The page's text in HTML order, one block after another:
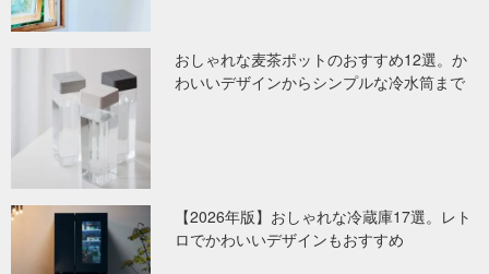
おしゃれな麦茶ポットのおすすめ12選。か
わいいデザインからシンプルな冷水筒まで
【2026年版】おしゃれな冷蔵庫17選。レト
ロでかわいいデザインもおすすめ